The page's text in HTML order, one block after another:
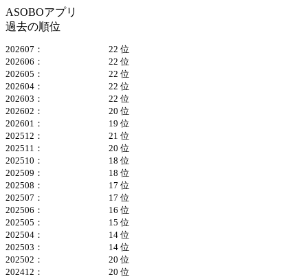
ASOBOアプリ
過去の順位
202607：
22 位
202606：
22 位
202605：
22 位
202604：
22 位
202603：
22 位
202602：
20 位
202601：
19 位
202512：
21 位
202511：
20 位
202510：
18 位
202509：
18 位
202508：
17 位
202507：
17 位
202506：
16 位
202505：
15 位
202504：
14 位
202503：
14 位
202502：
20 位
202412：
20 位